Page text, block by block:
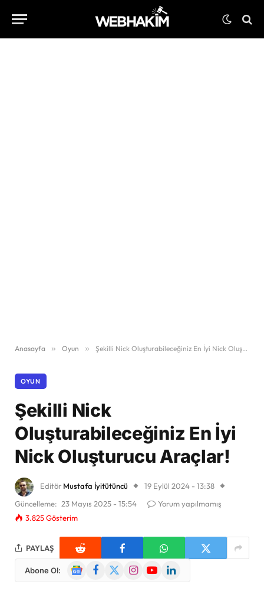
Anasayfa » Oyun » Şekilli Nick Oluşturabileceğiniz En İyi Nick Oluşturucu Araçlar!
OYUN
Şekilli Nick
Oluşturabileceğiniz En İyi
Nick Oluşturucu Araçlar!
Editör Mustafa İyitütüncü
19 Eylül 2024 - 13:38
Güncelleme: 23 Mayıs 2025 - 15:54
Yorum yapılmamış
3.825Gösterim
PAYLAŞ
Abone Ol:
GoogleFacebook
X
InstagramYouTubeLinkedIn